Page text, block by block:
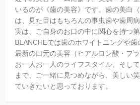
いるのが《歯の美容》です。歯の美白（
は、見た目はもちろんの事虫歯や歯周
実は、ご自身のお口の中に関心を持つ第
BLANCHEでは歯のホワイトニングや
最新の口元の美容（ヒアルロン酸・プラ
お一人お一人のライフスタイル、そし
まで、ご一緒に見つめながら、美しい
ていきたいと思っております。